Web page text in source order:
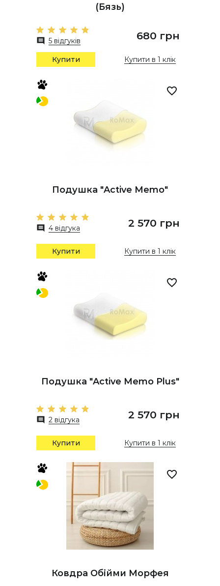
(Бязь)
5 відгуків 680 грн
Купити Купити в 1 клік
Подушка "Active Memo"
4 відгука 2 570 грн
Купити Купити в 1 клік
Подушка "Active Memo Plus"
2 відгука 2 570 грн
Купити Купити в 1 клік
Ковдра Обійми Морфея